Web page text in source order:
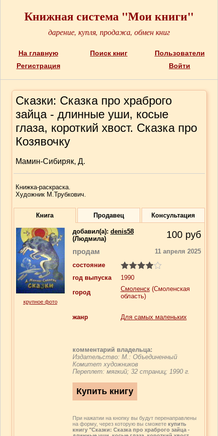
Книжная система "Мои книги"
дарение, купля, продажа, обмен книг
На главную Поиск книг
Пользователи
Регистрация
Войти
Сказки: Сказка про храброго
зайца - длинные уши, косые
глаза, короткий хвост. Сказка про
Козявочку
Мамин-Сибиряк, Д.
Книжка-раскраска.
Художник М.Трубкович.
Книга Продавец Консультация
крупное фото
добавил(a): denis58
(Людмила)
100 руб
продам
11 апреля 2025
состояние
год выпуска
1990
город
Смоленск(Смоленская
область)
жанр Для самых маленьких
комментарий владельца:
Издательство: М.: Объединенный
Комитет художников
Переплет: мягкий; 32 страниц; 1990 г.
При нажатии на кнопку вы будут перенаправлены
на форму, через которую вы сможете купить
книгу "Сказки: Сказка про храброго зайца -